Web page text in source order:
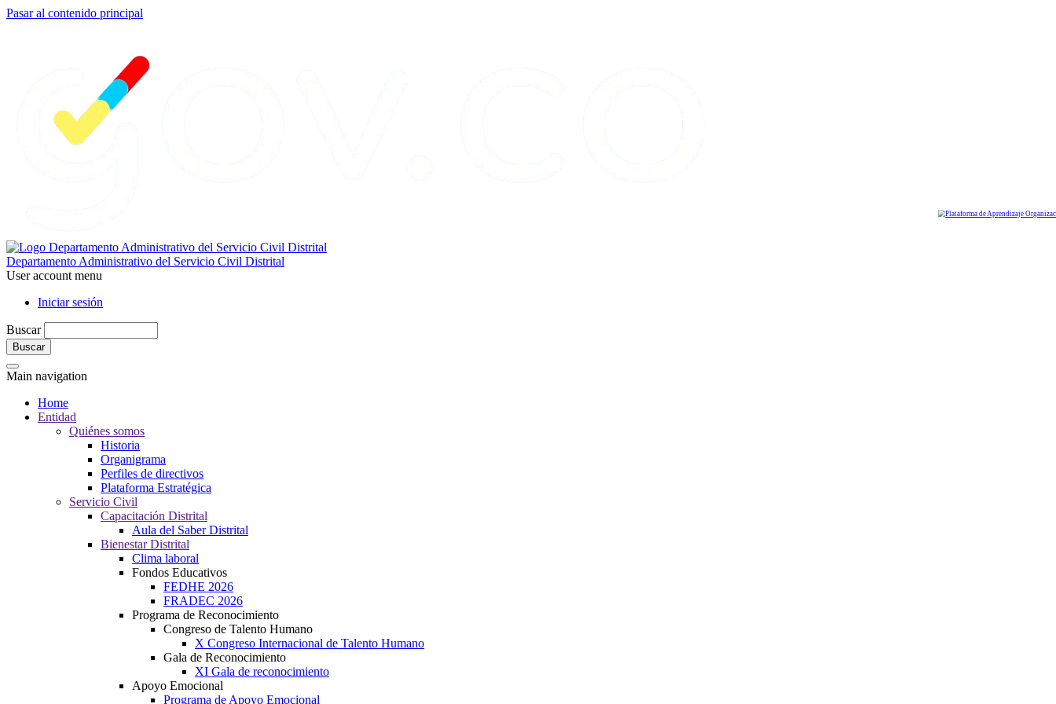
Pasar al contenido principal
Departamento Administrativo del Servicio Civil Distrital
User account menu
Iniciar sesión
Buscar
Main navigation
Home
Entidad
Quiénes somos
Historia
Organigrama
Perfiles de directivos
Plataforma Estratégica
Servicio Civil
Capacitación Distrital
Aula del Saber Distrital
Bienestar Distrital
Clima laboral
Fondos Educativos
FEDHE 2026
FRADEC 2026
Programa de Reconocimiento
Congreso de Talento Humano
X Congreso Internacional de Talento Humano
Gala de Reconocimiento
XI Gala de reconocimiento
Apoyo Emocional
Programa de Apoyo Emocional